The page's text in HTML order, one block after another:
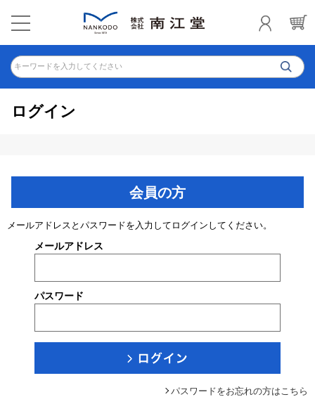
キーワードを入力してください
ログイン
会員の方
メールアドレスとパスワードを入力してログインしてください。
メールアドレス
パスワード
パスワードをお忘れの方はこちら